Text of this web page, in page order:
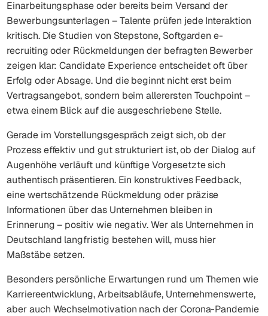
Einarbeitungsphase oder bereits beim Versand der
Bewerbungsunterlagen – Talente prüfen jede Interaktion
kritisch. Die Studien von Stepstone, Softgarden e-
recruiting oder Rückmeldungen der befragten Bewerber
zeigen klar: Candidate Experience entscheidet oft über
Erfolg oder Absage. Und die beginnt nicht erst beim
Vertragsangebot, sondern beim allerersten Touchpoint –
etwa einem Blick auf die ausgeschriebene Stelle.
Gerade im Vorstellungsgespräch zeigt sich, ob der
Prozess effektiv und gut strukturiert ist, ob der Dialog auf
Augenhöhe verläuft und künftige Vorgesetzte sich
authentisch präsentieren. Ein konstruktives Feedback,
eine wertschätzende Rückmeldung oder präzise
Informationen über das Unternehmen bleiben in
Erinnerung – positiv wie negativ. Wer als Unternehmen in
Deutschland langfristig bestehen will, muss hier
Maßstäbe setzen.
Besonders persönliche Erwartungen rund um Themen wie
Karriereentwicklung, Arbeitsabläufe, Unternehmenswerte,
aber auch Wechselmotivation nach der Corona-Pandemie